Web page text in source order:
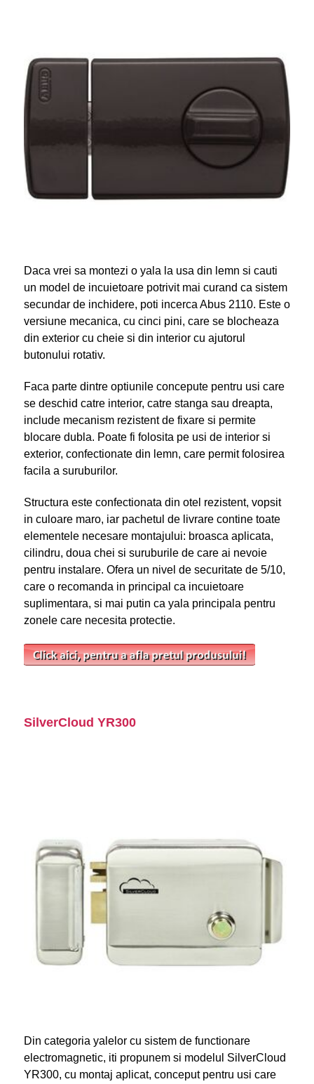
Daca vrei sa montezi o yala la usa din lemn si cauti
un model de incuietoare potrivit mai curand ca sistem
secundar de inchidere, poti incerca Abus 2110. Este o
versiune mecanica, cu cinci pini, care se blocheaza
din exterior cu cheie si din interior cu ajutorul
butonului rotativ.
Faca parte dintre optiunile concepute pentru usi care
se deschid catre interior, catre stanga sau dreapta,
include mecanism rezistent de fixare si permite
blocare dubla. Poate fi folosita pe usi de interior si
exterior, confectionate din lemn, care permit folosirea
facila a suruburilor.
Structura este confectionata din otel rezistent, vopsit
in culoare maro, iar pachetul de livrare contine toate
elementele necesare montajului: broasca aplicata,
cilindru, doua chei si suruburile de care ai nevoie
pentru instalare. Ofera un nivel de securitate de 5/10,
care o recomanda in principal ca incuietoare
suplimentara, si mai putin ca yala principala pentru
zonele care necesita protectie.
SilverCloud YR300
Din categoria yalelor cu sistem de functionare
electromagnetic, iti propunem si modelul SilverCloud
YR300, cu montaj aplicat, conceput pentru usi care